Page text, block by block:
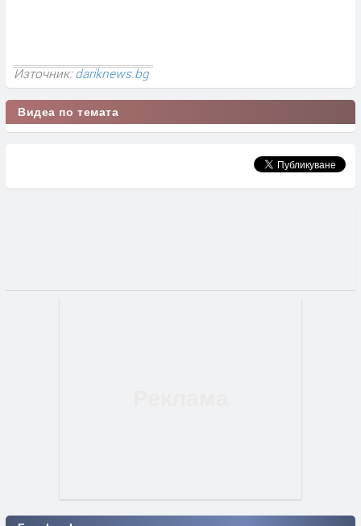
Източник:dariknews.bg
Видеа по темата